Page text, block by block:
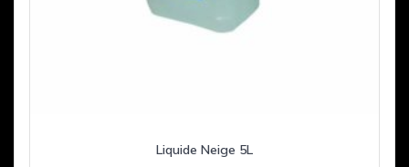
Liquide Neige 5L